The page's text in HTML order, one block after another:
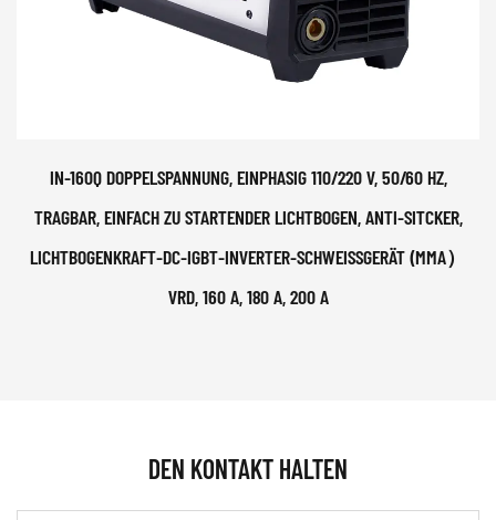
IN-160Q DOPPELSPANNUNG, EINPHASIG 110/220 V, 50/60 HZ,
TRAGBAR, EINFACH ZU STARTENDER LICHTBOGEN, ANTI-SITCKER,
LICHTBOGENKRAFT-DC-IGBT-INVERTER-SCHWEISSGERÄT (MMA）V
RD, 160 A, 180 A, 200 A
DEN KONTAKT HALTEN